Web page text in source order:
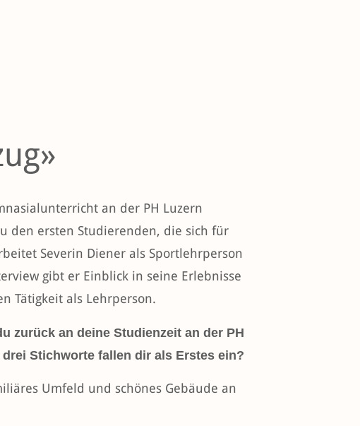
an der PH Luzern
den ersten Studierenden, die sich für
Severin Diener als Sportlehrperson
gibt er Einblick in seine Erlebnisse
Tätigkeit als Lehrperson.
zurück an deine Studienzeit an der PH
Stichworte fallen dir als Erstes ein?
Umfeld und schönes Gebäude an